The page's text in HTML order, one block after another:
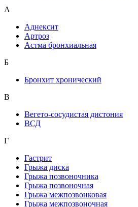
А
Аднексит
Артроз
Астма бронхиальная
Б
Бронхит хронический
В
Вегето-сосудистая дистония
ВСД
Г
Гастрит
Грыжа диска
Грыжа позвоночника
Грыжа позвоночная
Грыжа межпозвонковая
Грыжа межпозвоночная